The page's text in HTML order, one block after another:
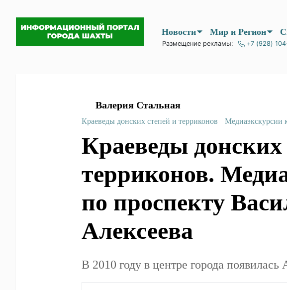
Новости Мир и Регион
Размещение рекламы: +7 (928)
Валерия Стальная
Краеведы донских степей и терриконов Медиаэкскурсии
Краеведы донских
терриконов.
по проспекту
Алексеева
В 2010 году в центре города